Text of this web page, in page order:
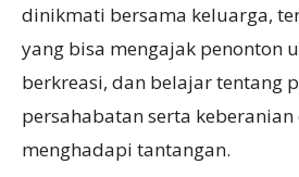
dinikmati bersama keluarga,
yang bisa mengajak penonton
berkreasi, dan belajar tentang
persahabatan serta
menghadapi tantangan.